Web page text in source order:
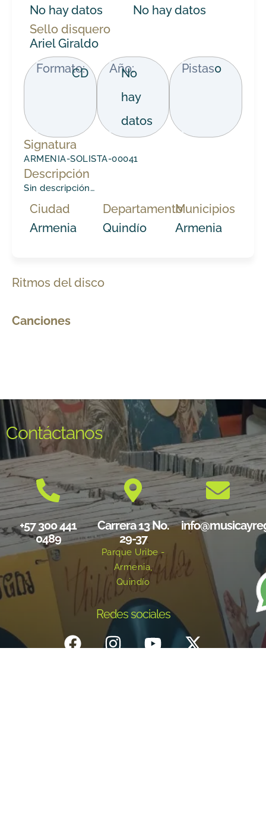
No hay datos
No hay datos
Sello disquero
Ariel Giraldo
Formato:
CD Año:
No
hay
datos
Pistas0
Signatura
ARMENIA-SOLISTA-00041
Descripción
Sin descripción…
Ciudad
Armenia
Departamento
Quindío
Municipios
Armenia
Ritmos del disco
Canciones
Contáctanos
+57 300 441
0489
Carrera 13 No.
29-37
Parque Uribe -
Armenia,
Quindío
Redes sociales